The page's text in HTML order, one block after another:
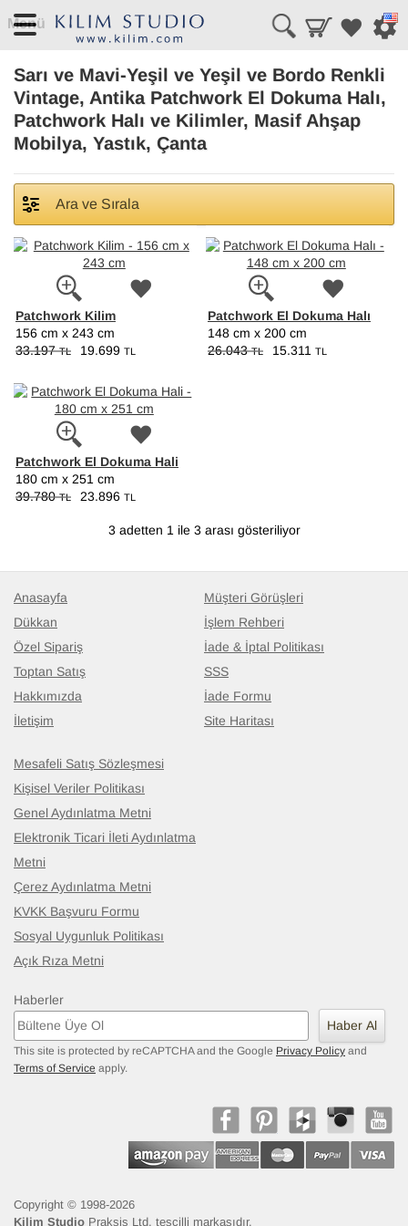
Menü
Sarı ve Mavi-Yeşil ve Yeşil ve Bordo Renkli
Vintage, Antika Patchwork El Dokuma Halı,
Patchwork Halı ve Kilimler, Masif Ahşap
Mobilya, Yastık, Çanta
Ara ve Sırala
Patchwork Kilim
156 cm x 243 cm
33.197TL 19.699 TL
Patchwork El Dokuma Halı
148 cm x 200 cm
26.043TL 15.311 TL
Patchwork El Dokuma Hali
180 cm x 251 cm
39.780TL 23.896 TL
3 adetten 1 ile 3 arası gösteriliyor
Anasayfa
Dükkan
Özel Sipariş
Toptan Satış
Hakkımızda
İletişim
Müşteri Görüşleri
İşlem Rehberi
İade & İptal Politikası
SSS
İade Formu
Site Haritası
Mesafeli Satış Sözleşmesi
Kişisel Veriler Politikası
Genel Aydınlatma Metni
Elektronik Ticari İleti Aydınlatma
Metni
Çerez Aydınlatma Metni
KVKK Başvuru Formu
Sosyal Uygunluk Politikası
Açık Rıza Metni
Haberler
Haber Al
This site is protected by reCAPTCHA and the Google Privacy Policy and
Terms of Service apply.
Copyright © 1998-2026
Kilim Studio Praksis Ltd. tescilli markasıdır.